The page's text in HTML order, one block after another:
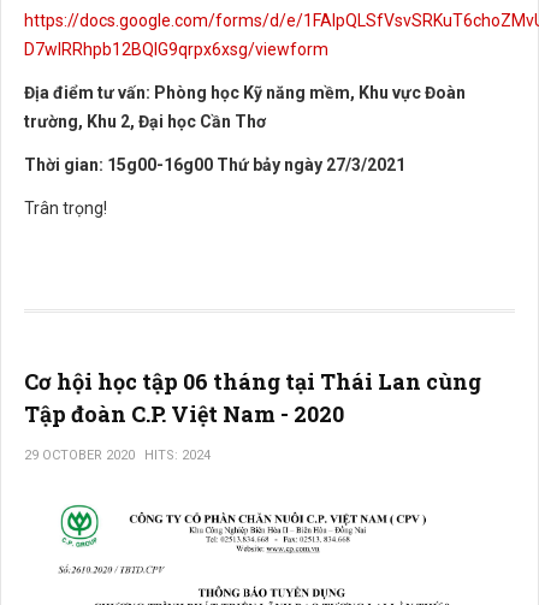
https://docs.google.com/forms/d/e/
D7wIRRhpb12BQIG9qrpx6xsg/viewform
Địa điểm tư vấn: Phòng học Kỹ năng mềm, Khu vực Đoàn
trường, Khu 2, Đại học Cần Thơ
Thời gian: 15g00-16g00 Thứ bảy ngày 27/3/2021
Trân trọng!
Cơ hội học tập 06 tháng tại Thái Lan cùng
Tập đoàn C.P. Việt Nam - 2020
29 OCTOBER 2020 HITS: 2024